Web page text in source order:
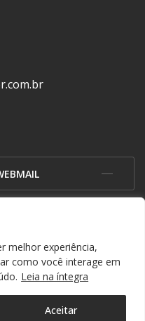
melhor experiência,
como você interage em
Leia na íntegra
Aceitar
os direitos reservados. By